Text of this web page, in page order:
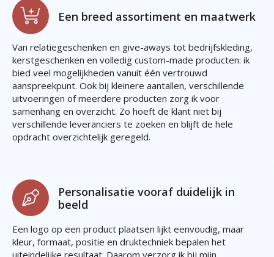
Een breed assortiment en maatwerk
Van relatiegeschenken en give-aways tot bedrijfskleding,
kerstgeschenken en volledig custom-made producten: ik
bied veel mogelijkheden vanuit één vertrouwd
aanspreekpunt. Ook bij kleinere aantallen, verschillende
uitvoeringen of meerdere producten zorg ik voor
samenhang en overzicht. Zo hoeft de klant niet bij
verschillende leveranciers te zoeken en blijft de hele
opdracht overzichtelijk geregeld.
Personalisatie vooraf duidelijk in
beeld
Een logo op een product plaatsen lijkt eenvoudig, maar
kleur, formaat, positie en druktechniek bepalen het